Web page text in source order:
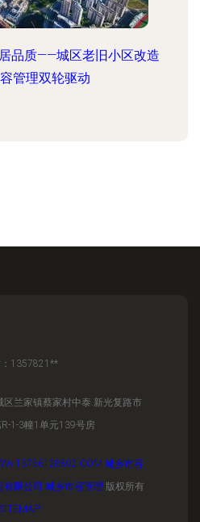
品质——城区老旧小区改造
管理双轮驱动
1357821**
兰家镇蔡家村中泰.新光复路市
1-3幢1单元139号房
城乡市容
限公司 城乡市容管理 版权所有
SITEMAP